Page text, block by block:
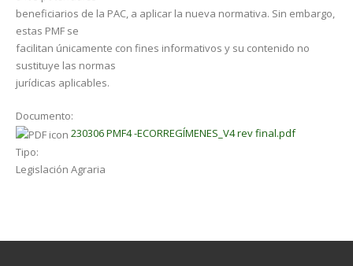
beneficiarios de la PAC, a aplicar la nueva normativa. Sin embargo,
estas PMF se
facilitan únicamente con fines informativos y su contenido no
sustituye las normas
jurídicas aplicables.
Documento:
230306 PMF4 -ECORREGÍMENES_V4 rev final.pdf
Tipo:
Legislación Agraria